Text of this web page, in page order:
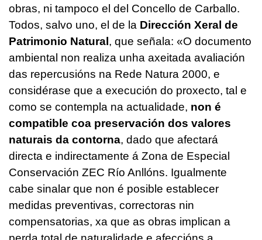
obras, ni tampoco el del Concello de Carballo.
Todos, salvo uno, el de la Dirección Xeral de
Patrimonio Natural, que señala: «O documento
ambiental non realiza unha axeitada avaliación
das repercusións na Rede Natura 2000, e
considérase que a execución do proxecto, tal e
como se contempla na actualidade, non é
compatible coa preservación dos valores
naturais da contorna, dado que afectará
directa e indirectamente á Zona de Especial
Conservación ZEC Río Anllóns. Igualmente
cabe sinalar que non é posible establecer
medidas preventivas, correctoras nin
compensatorias, xa que as obras implican a